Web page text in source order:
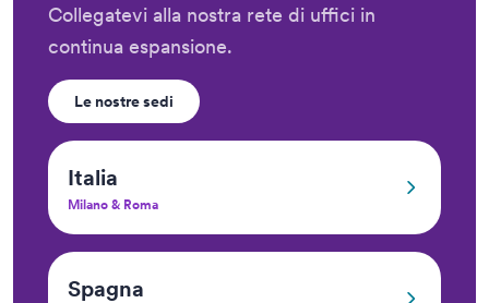
Collegatevi alla nostra rete di uffici in
continua espansione.
Le nostre sedi
Italia
Milano & Roma
Spagna